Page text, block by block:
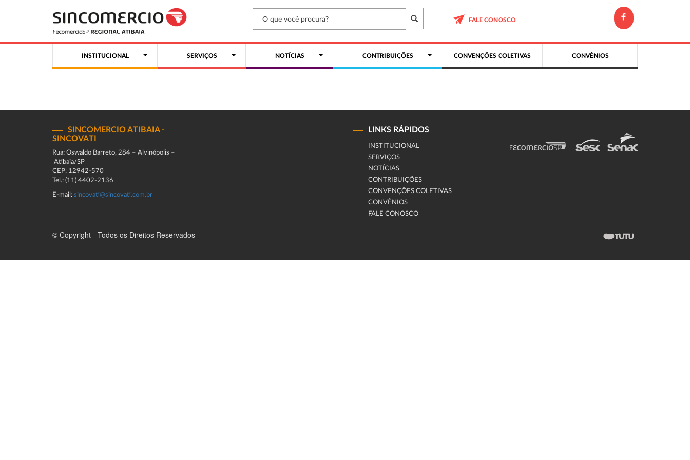
FALE CONOSCO
INSTITUCIONAL SERVIÇOS NOTÍCIAS CONTRIBUIÇÕES CONVENÇÕES COLETIVAS CONVÊNIOS
SINCOMERCIO ATIBAIA -
SINCOVATI
Rua: Oswaldo Barreto, 284 – Alvinópolis –
Atibaia/SP
CEP: 12942-570
Tel.: (11) 4402-2136
E-mail: sincovati@sincovati.com.br
LINKS RÁPIDOS
INSTITUCIONAL
SERVIÇOS
NOTÍCIAS
CONTRIBUIÇÕES
CONVENÇÕES COLETIVAS
CONVÊNIOS
FALE CONOSCO
© Copyright - Todos os Direitos Reservados